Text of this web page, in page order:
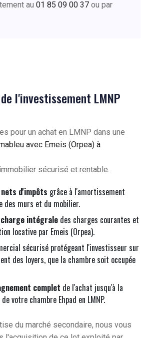
au 01 85 09 00 37 ou par
l'investissement LMNP
pour un achat en LMNP dans une
avec Emeis (Orpea) à
sécurisé et rentable.
nets d'impôts grâce à l'amortissement
des murs et du mobilier.
intégrale des charges courantes et
locative par Emeis (Orpea).
sécurisé protégeant l'investisseur sur
des loyers, que la chambre soit occupée
complet de l'achat jusqu'à la
votre chambre Ehpad en LMNP.
du marché secondaire, nous vous